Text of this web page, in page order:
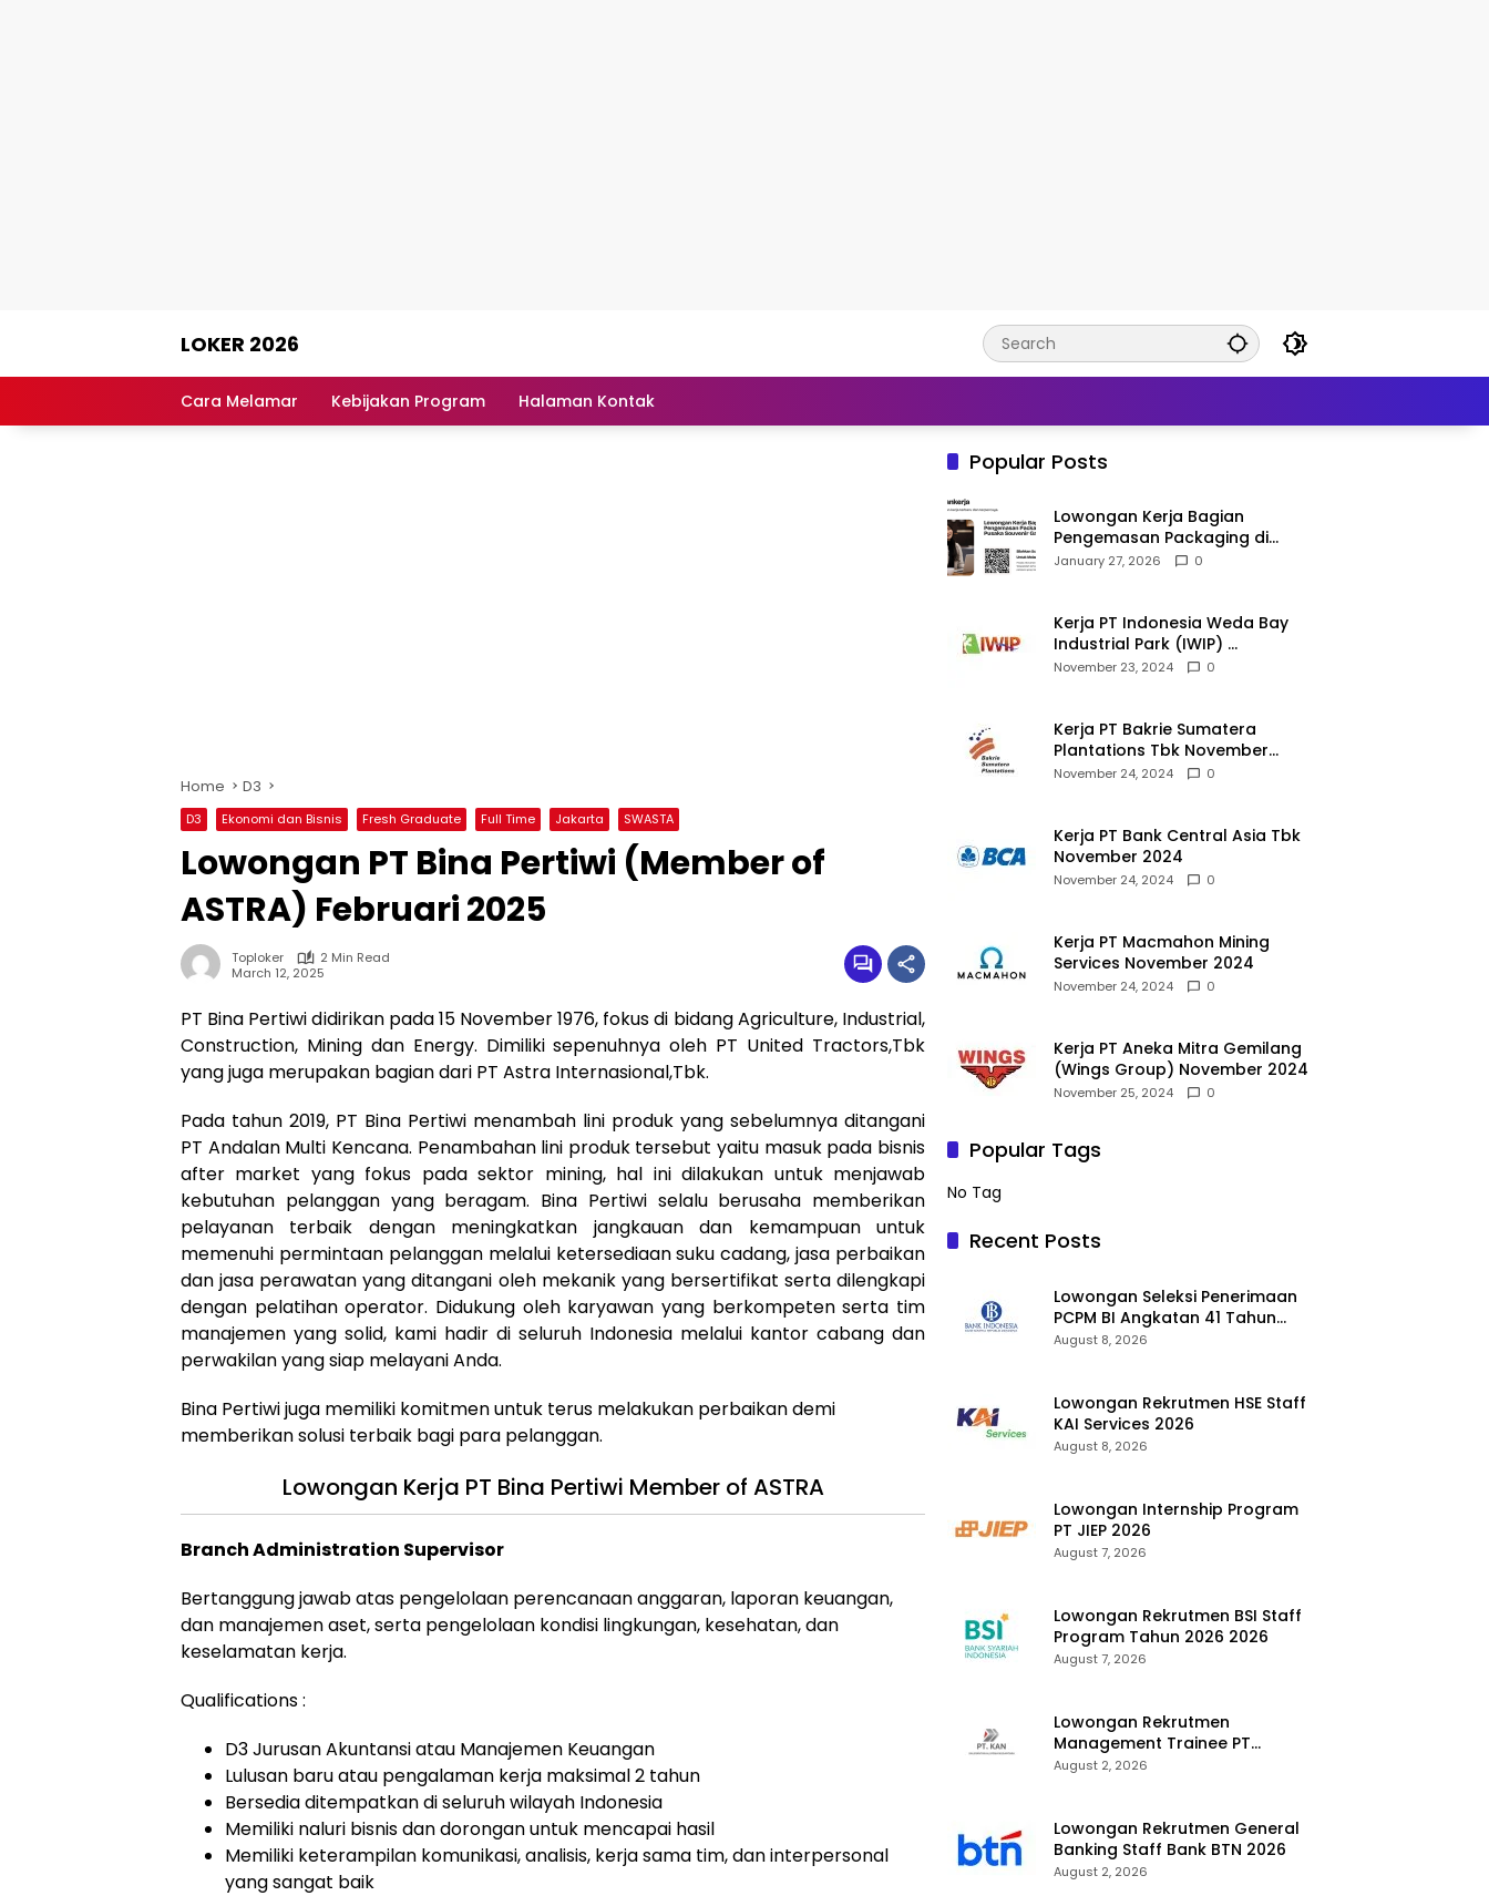
LOKER 2026
Lowongan
Cara Melamar Kebijakan Program Halaman Kontak
Home D3
D3 Ekonomi dan Bisnis Fresh Graduate Full Time Jakarta SWASTA
Lowongan PT Bina Pertiwi (Member of
ASTRA) Februari 2025
Toploker
2 Min Read
March 12, 2025
PT Bina Pertiwi didirikan pada 15 November 1976, fokus di bidang Agriculture, Industrial,
Construction, Mining dan Energy. Dimiliki sepenuhnya oleh PT United Tractors,Tbk
yang juga merupakan bagian dari PT Astra Internasional,Tbk.
Pada tahun 2019, PT Bina Pertiwi menambah lini produk yang sebelumnya ditangani
PT Andalan Multi Kencana. Penambahan lini produk tersebut yaitu masuk pada bisnis
after market yang fokus pada sektor mining, hal ini dilakukan untuk menjawab
kebutuhan pelanggan yang beragam. Bina Pertiwi selalu berusaha memberikan
pelayanan terbaik dengan meningkatkan jangkauan dan kemampuan untuk
memenuhi permintaan pelanggan melalui ketersediaan suku cadang, jasa perbaikan
dan jasa perawatan yang ditangani oleh mekanik yang bersertifikat serta dilengkapi
dengan pelatihan operator. Didukung oleh karyawan yang berkompeten serta tim
manajemen yang solid, kami hadir di seluruh Indonesia melalui kantor cabang dan
perwakilan yang siap melayani Anda.
Bina Pertiwi juga memiliki komitmen untuk terus melakukan perbaikan demi
memberikan solusi terbaik bagi para pelanggan.
Lowongan Kerja PT Bina Pertiwi Member of ASTRA
Branch Administration Supervisor
Bertanggung jawab atas pengelolaan perencanaan anggaran, laporan keuangan,
dan manajemen aset, serta pengelolaan kondisi lingkungan, kesehatan, dan
keselamatan kerja.
Qualifications :
D3 Jurusan Akuntansi atau Manajemen Keuangan
Lulusan baru atau pengalaman kerja maksimal 2 tahun
Bersedia ditempatkan di seluruh wilayah Indonesia
Memiliki naluri bisnis dan dorongan untuk mencapai hasil
Memiliki keterampilan komunikasi, analisis, kerja sama tim, dan interpersonal
yang sangat baik
Popular Posts
Lowongan Kerja Bagian
Pengemasan Packaging di
Pusaka Souvenir Gallery
January 27, 2026 0
Kerja PT Indonesia Weda Bay
Industrial Park (IWIP)
November 2024
November 23, 2024 0
Kerja PT Bakrie Sumatera
Plantations Tbk November
2024
November 24, 2024 0
Kerja PT Bank Central Asia Tbk
November 2024
November 24, 2024 0
Kerja PT Macmahon Mining
Services November 2024
November 24, 2024 0
Kerja PT Aneka Mitra Gemilang
(Wings Group) November 2024
November 25, 2024 0
Popular Tags
No Tag
Recent Posts
Lowongan Seleksi Penerimaan
PCPM BI Angkatan 41 Tahun
2026 2026
August 8, 2026
Lowongan Rekrutmen HSE Staff
KAI Services 2026
August 8, 2026
Lowongan Internship Program
PT JIEP 2026
August 7, 2026
Lowongan Rekrutmen BSI Staff
Program Tahun 2026 2026
August 7, 2026
Lowongan Rekrutmen
Management Trainee PT
Kalimantan Alumina Nusantara
August 2, 2026
Lowongan Rekrutmen General
Banking Staff Bank BTN 2026
August 2, 2026